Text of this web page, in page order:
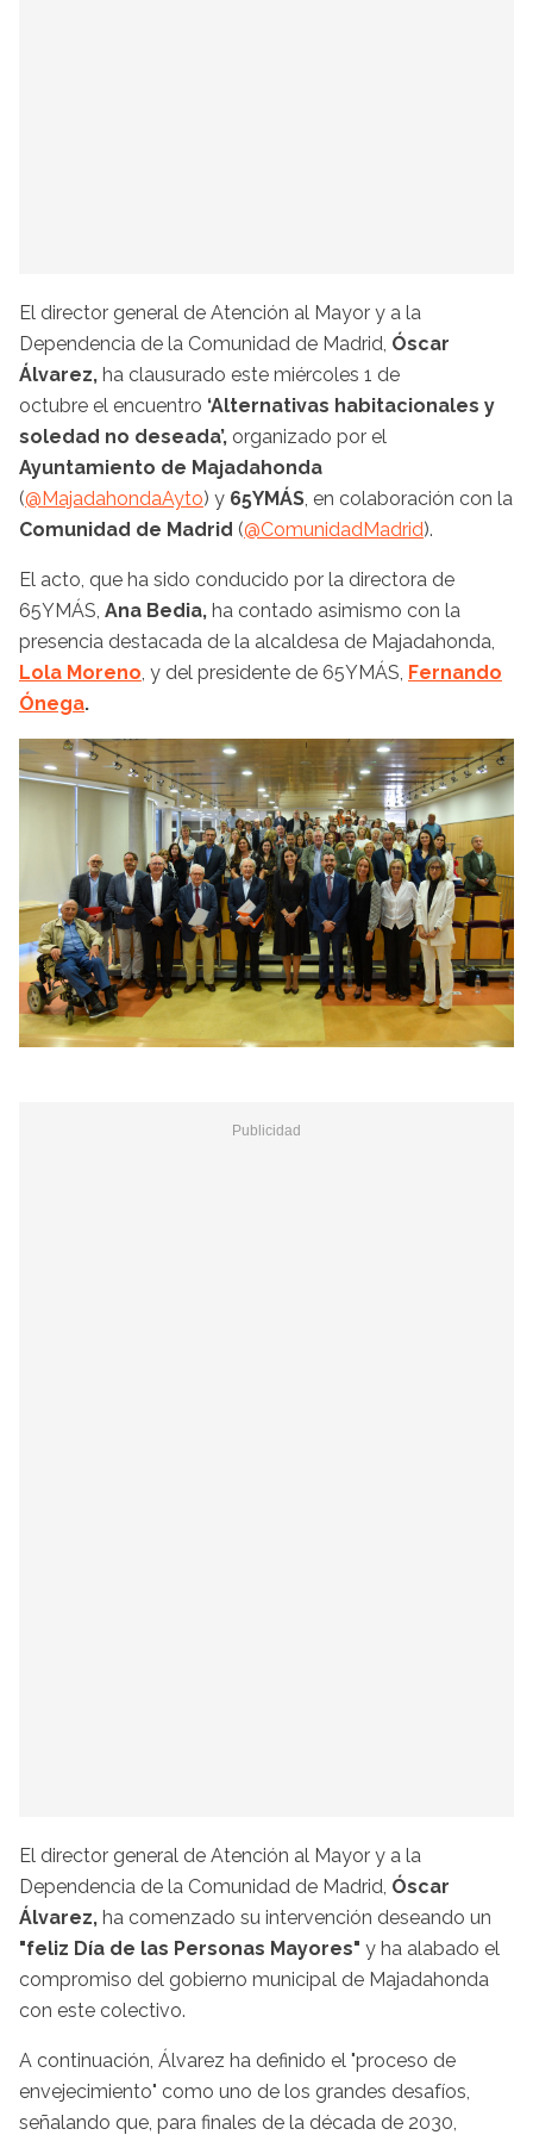
El director general de Atención al Mayor y a la
Dependencia de la Comunidad de Madrid, Óscar
Álvarez, ha clausurado este miércoles 1 de
octubre el encuentro ‘Alternativas habitacionales y
soledad no deseada’, organizado por el
Ayuntamiento de Majadahonda
(@MajadahondaAyto) y 65YMÁS, en colaboración con la
Comunidad de Madrid (@ComunidadMadrid).
El acto, que ha sido conducido por la directora de
65YMÁS, Ana Bedia, ha contado asimismo con la
presencia destacada de la alcaldesa de Majadahonda,
Lola Moreno, y del presidente de 65YMÁS, Fernando
Ónega.
El director general de Atención al Mayor y a la
Dependencia de la Comunidad de Madrid, Óscar
Álvarez, ha comenzado su intervención deseando un
"feliz Día de las Personas Mayores" y ha alabado el
compromiso del gobierno municipal de Majadahonda
con este colectivo.
A continuación, Álvarez ha definido el "proceso de
envejecimiento" como uno de los grandes desafíos,
señalando que, para finales de la década de 2030,